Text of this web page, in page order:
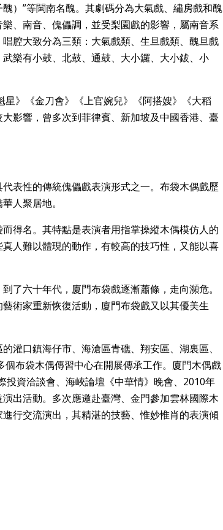
）”等閩南名醜。其劇碼分為大氣戲、繡房戲和醜
、南音、傀儡調，並受梨園戲的影響，屬南音系
腔大致分為三類：大氣戲類、生旦戲類、醜旦戲
樂有小鼓、北鼓、通鼓、大小鑼、大小鈸、小
》《金刀會》《上官婉兒》《阿搭嫂》《大稻
影響，曾多次到菲律賓、新加坡及中國香港、臺
表性的傳統傀儡戲表演形式之一。布袋木偶戲歷
人聚居地。
得名。其特點是表演者用指掌操縱木偶模仿人的
人難以體現的動作，有較高的技巧性，又能以喜
了六十年代，廈門布袋戲逐漸蕭條，走向瀕危。
術家重新恢復活動，廈門布袋戲又以其優美生
灌口鎮海仔市、海滄區青礁、翔安區、湖裏區、
布袋木偶傳習中心在開展傳承工作。廈門木偶戲
資洽談會、海峽論壇《中華情》晚會、2010年
出活動。多次應邀赴臺灣、金門參加雲林國際木
行交流演出，其精湛的技藝、惟妙惟肖的表演傾